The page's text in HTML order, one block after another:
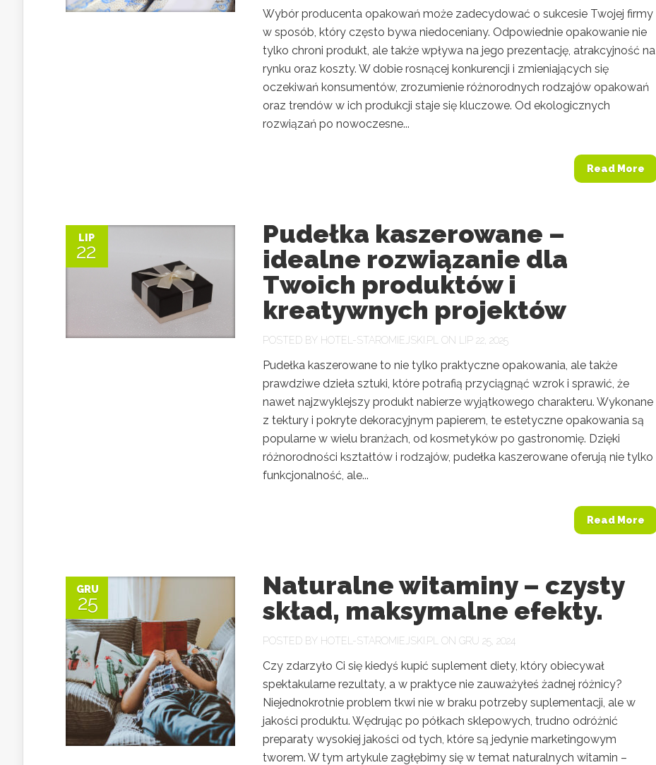
Wybór producenta opakowań może zadecydować o sukcesie Twojej firmy
w sposób, który często bywa niedoceniany. Odpowiednie opakowanie nie
tylko chroni produkt, ale także wpływa na jego prezentację, atrakcyjność na
rynku oraz koszty. W dobie rosnącej konkurencji i zmieniających się
oczekiwań konsumentów, zrozumienie różnorodnych rodzajów opakowań
oraz trendów w ich produkcji staje się kluczowe. Od ekologicznych
rozwiązań po nowoczesne...
Read More
LIP
22
Pudełka kaszerowane –
idealne rozwiązanie dla
Twoich produktów i
kreatywnych projektów
POSTED BY HOTEL-STAROMIEJSKI.PL ON LIP 22, 2025
Pudełka kaszerowane to nie tylko praktyczne opakowania, ale także
prawdziwe dzieła sztuki, które potrafią przyciągnąć wzrok i sprawić, że
nawet najzwyklejszy produkt nabierze wyjątkowego charakteru. Wykonane
z tektury i pokryte dekoracyjnym papierem, te estetyczne opakowania są
popularne w wielu branżach, od kosmetyków po gastronomię. Dzięki
różnorodności kształtów i rodzajów, pudełka kaszerowane oferują nie tylko
funkcjonalność, ale...
Read More
GRU
25
Naturalne witaminy – czysty
skład, maksymalne efekty.
POSTED BY HOTEL-STAROMIEJSKI.PL ON GRU 25, 2024
Czy zdarzyło Ci się kiedyś kupić suplement diety, który obiecywał
spektakularne rezultaty, a w praktyce nie zauważyłeś żadnej różnicy?
Niejednokrotnie problem tkwi nie w braku potrzeby suplementacji, ale w
jakości produktu. Wędrując po półkach sklepowych, trudno odróżnić
preparaty wysokiej jakości od tych, które są jedynie marketingowym
tworem. W tym artykule zagłębimy się w temat naturalnych witamin –